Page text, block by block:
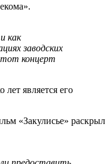
как
заводских
концерт
является его
«Закулисье» раскрыл